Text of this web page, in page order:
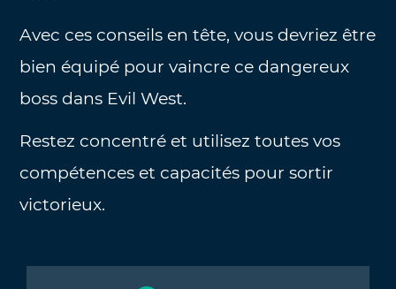
Avec ces conseils en tête, vous devriez être
bien équipé pour vaincre ce dangereux
boss dans Evil West.
Restez concentré et utilisez toutes vos
compétences et capacités pour sortir
victorieux.